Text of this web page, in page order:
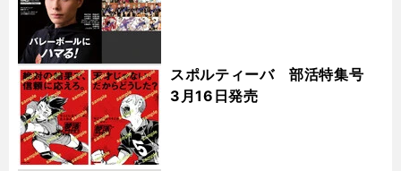
スポルティーバ 部活特集号
3月16日発売